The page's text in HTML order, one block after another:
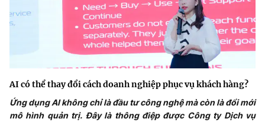
AI có thể thay đổi cách doanh nghiệp phục vụ khách hàng?
Ứng dụng AI không chỉ là đầu tư công nghệ mà còn là đổi mới
mô hình quản trị. Đây là thông điệp được Công ty Dịch vụ